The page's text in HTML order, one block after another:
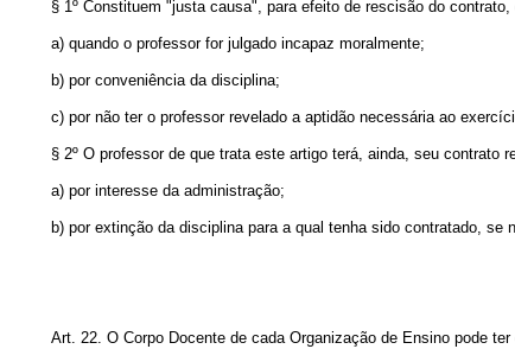
§ 1º Constituem "justa causa", para efeito de rescisão do
a) quando o professor for julgado incapaz moralmente;
b) por conveniência da disciplina;
c) por não ter o professor revelado a aptidão necessária ao
§ 2º O professor de que trata este artigo terá, ainda, seu contrato
a) por interesse da administração;
b) por extinção da disciplina para a qual tenha sido contratado, se
Art. 22. O Corpo Docente de cada Organização de Ensino pode